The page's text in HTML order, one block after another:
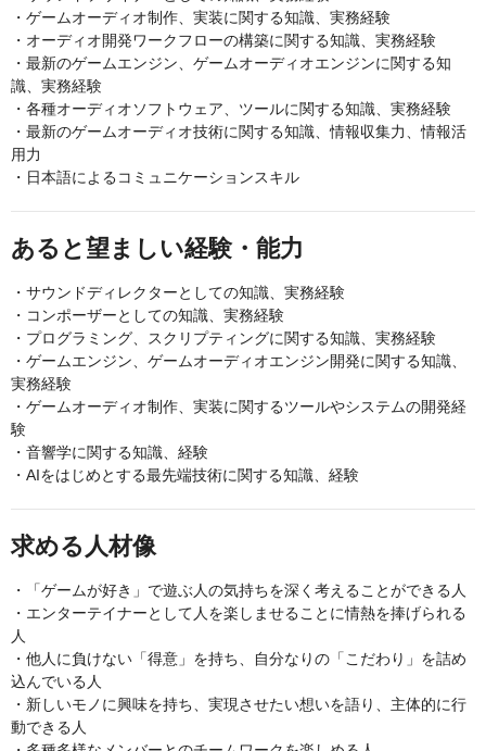
・ゲームオーディオ制作、実装に関する知識、実務経験
・オーディオ開発ワークフローの構築に関する知識、実務経験
・最新のゲームエンジン、ゲームオーディオエンジンに関する知
識、実務経験
・各種オーディオソフトウェア、ツールに関する知識、実務経験
・最新のゲームオーディオ技術に関する知識、情報収集力、情報活
用力
・日本語によるコミュニケーションスキル
あると望ましい経験・能力
・サウンドディレクターとしての知識、実務経験
・コンポーザーとしての知識、実務経験
・プログラミング、スクリプティングに関する知識、実務経験
・ゲームエンジン、ゲームオーディオエンジン開発に関する知識、
実務経験
・ゲームオーディオ制作、実装に関するツールやシステムの開発経
験
・音響学に関する知識、経験
・AIをはじめとする最先端技術に関する知識、経験
求める人材像
・「ゲームが好き」で遊ぶ人の気持ちを深く考えることができる人
・エンターテイナーとして人を楽しませることに情熱を捧げられる
人
・他人に負けない「得意」を持ち、自分なりの「こだわり」を詰め
込んでいる人
・新しいモノに興味を持ち、実現させたい想いを語り、主体的に行
動できる人